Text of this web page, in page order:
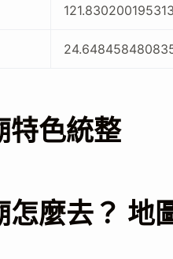
121.830200195313
特色統整
怎麼去？ 地